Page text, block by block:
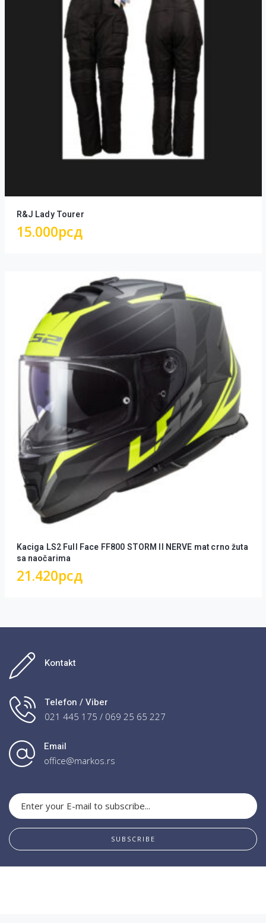
R&J Lady Tourer
15.000рсд
Kaciga LS2 Full Face FF800 STORM II NERVE mat crno žuta
sa naočarima
21.420рсд
Kontakt
Telefon / Viber
021 445 175 / 069 25 65 227
Email
office@markos.rs
SUBSCRIBE